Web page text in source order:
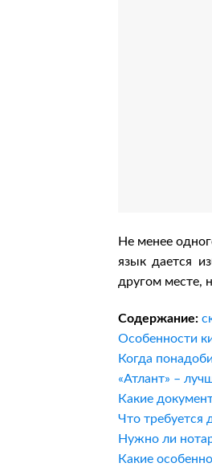
Не менее
язык дается
другом месте,
Содержание:
Особенности
Когда
«Атлант» –
Какие
Что требуется
Нужно ли
Какие